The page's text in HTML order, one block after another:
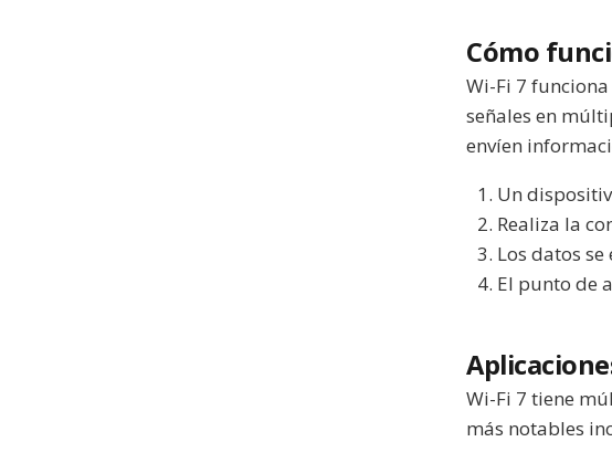
Cómo
Wi-Fi 7
señales en
envíen
Un
Realiza la
Los datos
El punto de
Wi-Fi 7 tiene
más notables